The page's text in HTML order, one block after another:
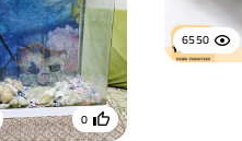
6550
0